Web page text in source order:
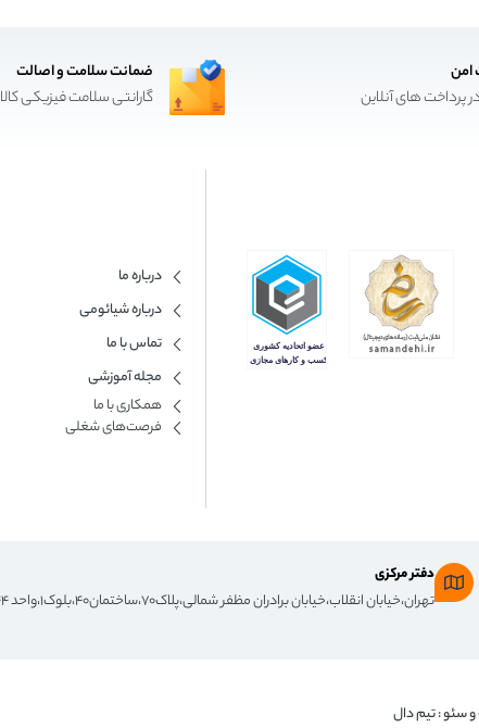
امن
پرداخت های آنلاین
ضمانت سلامت و اصالت
گارانتی سلامت فیزیکی کالا
درباره ما
درباره شیائومی
تماس با ما
مجله آموزشی
همکاری با ما​
فرصت‌های شغلی
دفتر مرکزی
تهران،خیابان انقلاب،خیابان برادران مظفر شمالی،پلاک۷۰،ساختمان۴۰،بلوک۱،واحد ۴۴
سئو :تیم دال